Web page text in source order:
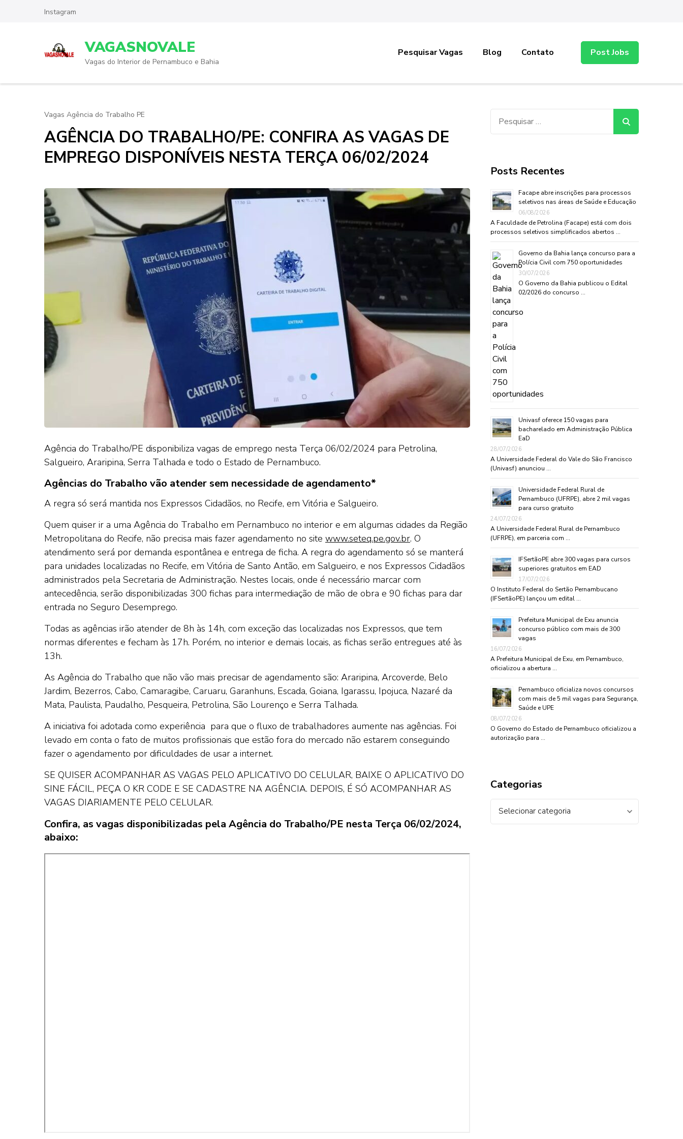
Instagram
VAGASNOVALE
Vagas do Interior de Pernambuco e Bahia
Pesquisar Vagas Blog Contato Post Jobs
Vagas Agência do Trabalho PE
AGÊNCIA DO TRABALHO/PE: CONFIRA AS VAGAS DE
EMPREGO DISPONÍVEIS NESTA TERÇA 06/02/2024
Agência do Trabalho/PE disponibiliza vagas de emprego nesta Terça 06/02/2024 para Petrolina,
Salgueiro, Araripina, Serra Talhada e todo o Estado de Pernambuco.
Agências do Trabalho vão atender sem necessidade de agendamento*
A regra só será mantida nos Expressos Cidadãos, no Recife, em Vitória e Salgueiro.
Quem quiser ir a uma Agência do Trabalho em Pernambuco no interior e em algumas cidades da Região
Metropolitana do Recife, não precisa mais fazer agendamento no site www.seteq.pe.gov.br. O
atendimento será por demanda espontânea e entrega de ficha. A regra do agendamento só se manterá
para unidades localizadas no Recife, em Vitória de Santo Antão, em Salgueiro, e nos Expressos Cidadãos
administrados pela Secretaria de Administração. Nestes locais, onde é necessário marcar com
antecedência, serão disponibilizadas 300 fichas para intermediação de mão de obra e 90 fichas para dar
entrada no Seguro Desemprego.
Todas as agências irão atender de 8h às 14h, com exceção das localizadas nos Expressos, que tem
normas diferentes e fecham às 17h. Porém, no interior e demais locais, as fichas serão entregues até às
13h.
As Agência do Trabalho que não vão mais precisar de agendamento são: Araripina, Arcoverde, Belo
Jardim, Bezerros, Cabo, Camaragibe, Caruaru, Garanhuns, Escada, Goiana, Igarassu, Ipojuca, Nazaré da
Mata, Paulista, Paudalho, Pesqueira, Petrolina, São Lourenço e Serra Talhada.
A iniciativa foi adotada como experiência para que o fluxo de trabalhadores aumente nas agências. Foi
levado em conta o fato de muitos profissionais que estão fora do mercado não estarem conseguindo
fazer o agendamento por dificuldades de usar a internet.
SE QUISER ACOMPANHAR AS VAGAS PELO APLICATIVO DO CELULAR, BAIXE O APLICATIVO DO
SINE FÁCIL, PEÇA O KR CODE E SE CADASTRE NA AGÊNCIA. DEPOIS, É SÓ ACOMPANHAR AS
VAGAS DIARIAMENTE PELO CELULAR.
Confira, as vagas disponibilizadas pela Agência do Trabalho/PE nesta Terça 06/02/2024,
abaixo:
Posts Recentes
Facape abre inscrições para processos
seletivos nas áreas de Saúde e Educação
06/08/2026
A Faculdade de Petrolina (Facape) está com dois
processos seletivos simplificados abertos …
Governo da Bahia lança concurso para a
Polícia Civil com 750 oportunidades
30/07/2026
O Governo da Bahia publicou o Edital
02/2026 do concurso …
Univasf oferece 150 vagas para
bacharelado em Administração Pública
EaD
28/07/2026
A Universidade Federal do Vale do São Francisco
(Univasf) anunciou …
Universidade Federal Rural de
Pernambuco (UFRPE), abre 2 mil vagas
para curso gratuito
24/07/2026
A Universidade Federal Rural de Pernambuco
(UFRPE), em parceria com …
IFSertãoPE abre 300 vagas para cursos
superiores gratuitos em EAD
17/07/2026
O Instituto Federal do Sertão Pernambucano
(IFSertãoPE) lançou um edital …
Prefeitura Municipal de Exu anuncia
concurso público com mais de 300
vagas
16/07/2026
A Prefeitura Municipal de Exu, em Pernambuco,
oficializou a abertura …
Pernambuco oficializa novos concursos
com mais de 5 mil vagas para Segurança,
Saúde e UPE
08/07/2026
O Governo do Estado de Pernambuco oficializou a
autorização para …
Categorias
Categorias